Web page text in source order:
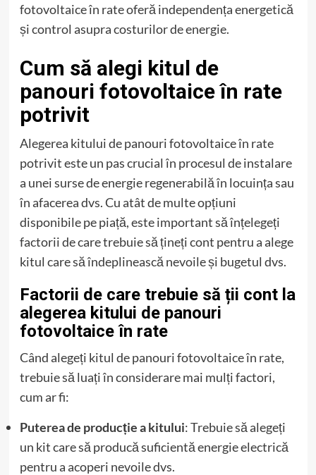
fotovoltaice în rate oferă independența energetică
și control asupra costurilor de energie.
Cum să alegi kitul de
panouri fotovoltaice în rate
potrivit
Alegerea kitului de panouri fotovoltaice în rate
potrivit este un pas crucial în procesul de instalare
a unei surse de energie regenerabilă în locuința sau
în afacerea dvs. Cu atât de multe opțiuni
disponibile pe piață, este important să înțelegeți
factorii de care trebuie să țineți cont pentru a alege
kitul care să îndeplinească nevoile și bugetul dvs.
Factorii de care trebuie să ții cont la
alegerea kitului de panouri
fotovoltaice în rate
Când alegeți kitul de panouri fotovoltaice în rate,
trebuie să luați în considerare mai mulți factori,
cum ar fi:
Puterea de producție a kitului: Trebuie să alegeți
un kit care să producă suficientă energie electrică
pentru a acoperi nevoile dvs.